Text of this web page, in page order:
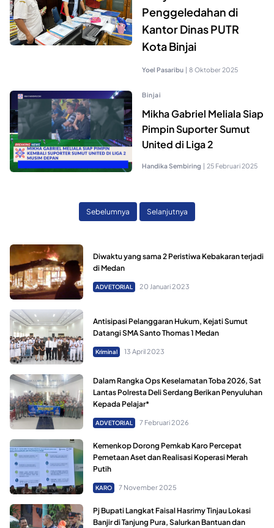
Penggeledahan di
Kantor Dinas PUTR
Kota Binjai
Yoel Pasaribu | 8 Oktober 2025
Binjai
Mikha Gabriel Meliala Siap
Pimpin Suporter Sumut
United di Liga 2
Handika Sembiring | 25 Februari 2025
Sebelumnya Selanjutnya
Diwaktu yang sama 2 Peristiwa Kebakaran terjadi
di Medan
ADVETORIAL 20 Januari 2023
Antisipasi Pelanggaran Hukum, Kejati Sumut
Datangi SMA Santo Thomas 1 Medan
Kriminal 13 April 2023
Dalam Rangka Ops Keselamatan Toba 2026, Sat
Lantas Polresta Deli Serdang Berikan Penyuluhan
Kepada Pelajar*
ADVETORIAL 7 Februari 2026
Kemenkop Dorong Pemkab Karo Percepat
Pemetaan Aset dan Realisasi Koperasi Merah
Putih
KARO 7 November 2025
Pj Bupati Langkat Faisal Hasrimy Tinjau Lokasi
Banjir di Tanjung Pura, Salurkan Bantuan dan